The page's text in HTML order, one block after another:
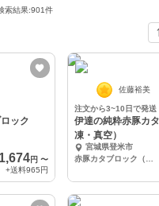
索結果:901件
ック
1,674円 〜
+送料965円
佐藤裕美
注文から3~10日で発送
伊達の純粋赤豚カ
凍・真空）
宮城県登米市